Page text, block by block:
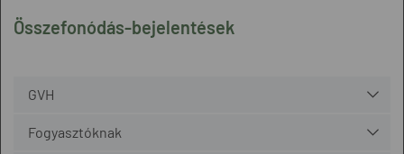
Összefonódás-bejelentések
GVH
Fogyasztóknak